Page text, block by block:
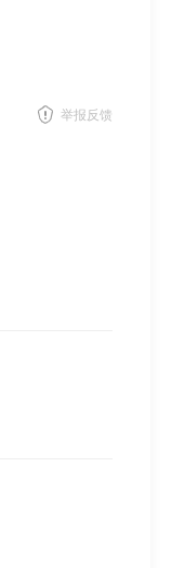
举报反馈